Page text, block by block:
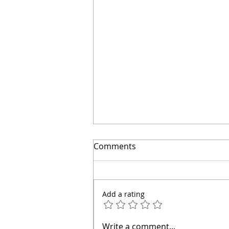
El secreto para ahorrar
Comments
Add a rating
Write a comment...